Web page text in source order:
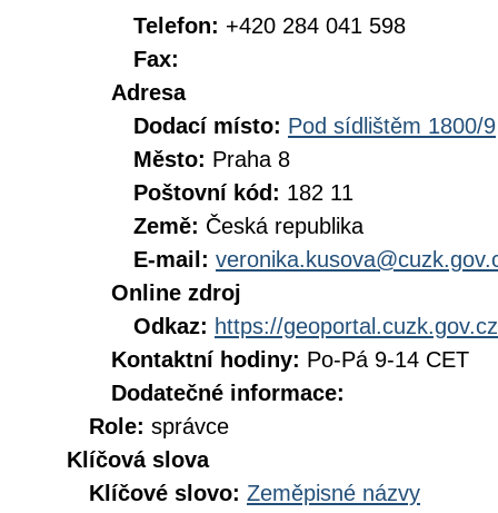
Telefon: +420 284 041 598
Fax:
Adresa
Dodací místo: Pod sídlištěm 1800/9
Město: Praha 8
Poštovní kód: 182 11
Země: Česká republika
E-mail:
Online zdroj
Odkaz: https://geoportal.cuzk.gov.cz
Kontaktní hodiny: Po-Pá 9-14 CET
Dodatečné informace:
Role: správce
Klíčová slova
Klíčové slovo: Zeměpisné názvy